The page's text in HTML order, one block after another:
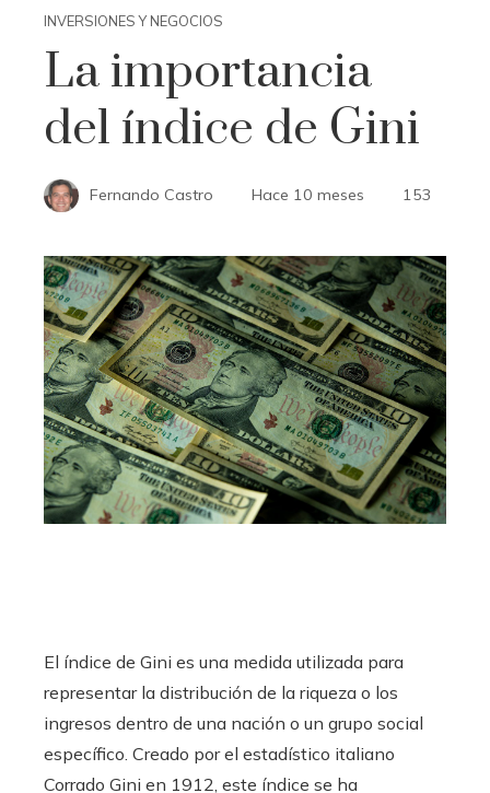
INVERSIONES Y NEGOCIOS
La importancia
del índice de Gini
Fernando Castro Hace 10 meses 153
El índice de Gini es una medida utilizada para
representar la distribución de la riqueza o los
ingresos dentro de una nación o un grupo social
específico. Creado por el estadístico italiano
Corrado Gini en 1912, este índice se ha